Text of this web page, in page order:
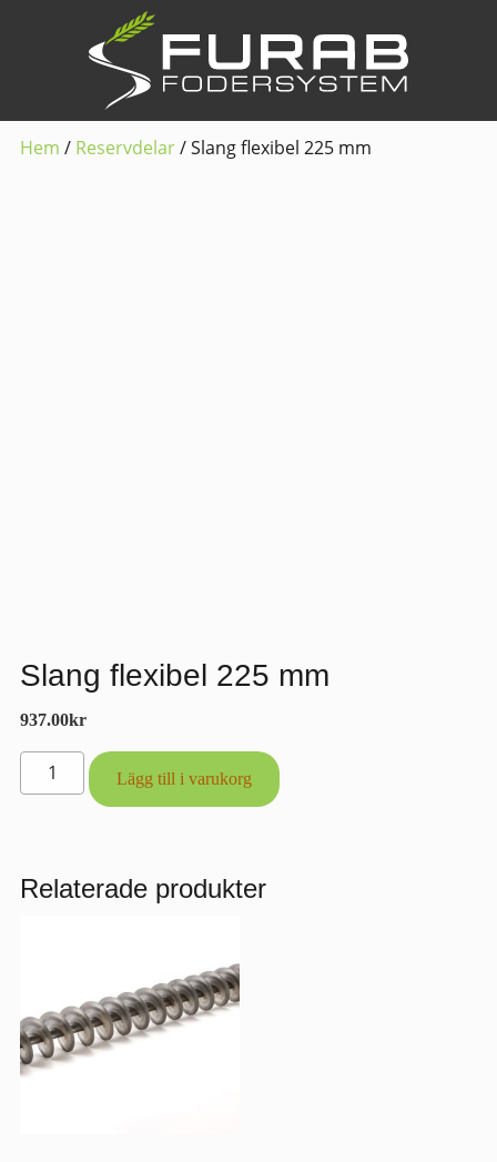
Hem / Reservdelar/ Slang flexibel 225 mm
Slang flexibel 225 mm
937.00kr
Slang
flexibel
mängd
Lägg till i varukorg
Relaterade produkter